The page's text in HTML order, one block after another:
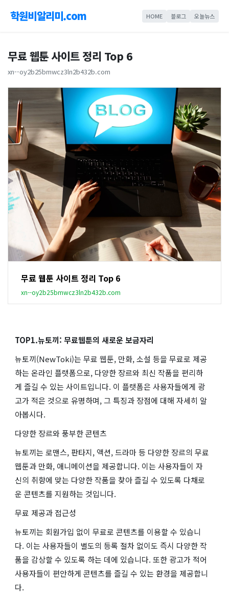
학원비알리미.com HOME 블로그 오늘뉴스
무료 웹툰 사이트 정리 Top 6
xn--oy2b25bmwcz3ln2b432b.com
무료 웹툰 사이트 정리 Top 6
xn--oy2b25bmwcz3ln2b432b.com
TOP1.뉴토끼: 무료웹툰의 새로운 보금자리
뉴토끼(NewToki)는 무료 웹툰, 만화, 소설 등을 무료로 제공
하는 온라인 플랫폼으로, 다양한 장르와 최신 작품을 편리하
게 즐길 수 있는 사이트입니다. 이 플랫폼은 사용자들에게 광
고가 적은 것으로 유명하며, 그 특징과 장점에 대해 자세히 알
아봅시다.
다양한 장르와 풍부한 콘텐츠
뉴토끼는 로맨스, 판타지, 액션, 드라마 등 다양한 장르의 무료
웹툰과 만화, 애니메이션을 제공합니다. 이는 사용자들이 자
신의 취향에 맞는 다양한 작품을 찾아 즐길 수 있도록 다채로
운 콘텐츠를 지원하는 것입니다.
무료 제공과 접근성
뉴토끼는 회원가입 없이 무료로 콘텐츠를 이용할 수 있습니
다. 이는 사용자들이 별도의 등록 절차 없이도 즉시 다양한 작
품을 감상할 수 있도록 하는 데에 있습니다. 또한 광고가 적어
사용자들이 편안하게 콘텐츠를 즐길 수 있는 환경을 제공합니
다.